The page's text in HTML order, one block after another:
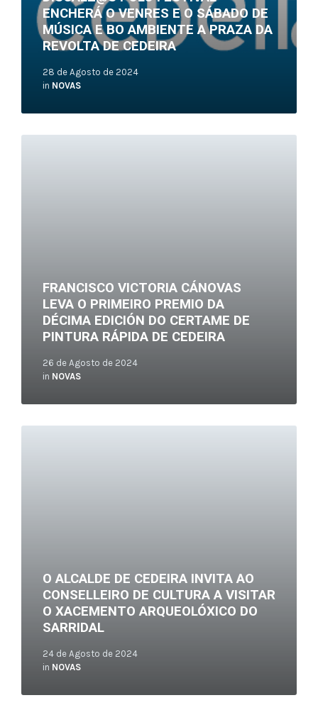
ENCHERÁ O VENRES E O SÁBADO DE
MÚSICA E BO AMBIENTE A PRAZA DA
REVOLTA DE CEDEIRA
28 de Agosto de 2024
in NOVAS
FRANCISCO VICTORIA CÁNOVAS
LEVA O PRIMEIRO PREMIO DA
DÉCIMA EDICIÓN DO CERTAME DE
PINTURA RÁPIDA DE CEDEIRA
26 de Agosto de 2024
in NOVAS
O ALCALDE DE CEDEIRA INVITA AO
CONSELLEIRO DE CULTURA A VISITAR
O XACEMENTO ARQUEOLÓXICO DO
SARRIDAL
24 de Agosto de 2024
in NOVAS